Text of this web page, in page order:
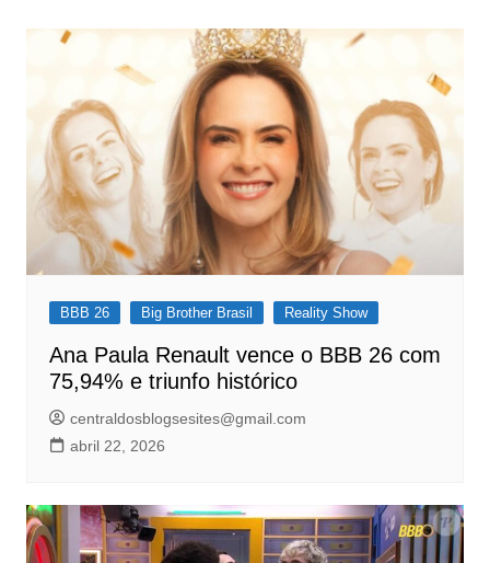
Post
BBB 26 Big Brother Brasil Reality Show
Ana Paula Renault vence o BBB 26 com
75,94% e triunfo histórico
centraldosblogsesites@gmail.com
abril 22, 2026